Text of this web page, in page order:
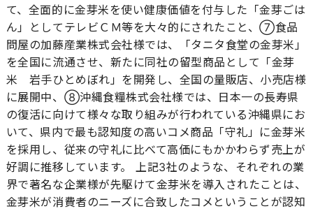
て、全面的に金芽米を使い健康価値を付与した「金芽ごは
ん」としてテレビＣＭ等を大々的にされたこと、⑦食品
問屋の加藤産業株式会社様では、「タニタ食堂の金芽米」
を全国に流通させ、新たに同社の留型商品として「金芽
米 岩手ひとめぼれ」を開発し、全国の量販店、小売店様
に展開中、⑧沖縄食糧株式会社様では、日本一の長寿県
の復活に向けて様々な取り組みが行われている沖縄県にお
いて、県内で最も認知度の高いコメ商品「守礼」に金芽米
を採用し、従来の守礼に比べて高価にもかかわらず売上が
好調に推移しています。 上記3社のような、それぞれの業
界で著名な企業様が先駆けて金芽米を導入されたことは、
金芽米が消費者のニーズに合致したコメということが認知